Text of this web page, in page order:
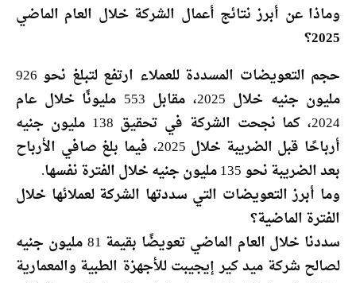
وماذا عن أبرز نتائج أعمال الشركة خلال العام الماضي
2025؟
حجم التعويضات المسددة للعملاء ارتفع لتبلغ نحو 926
مليون جنيه خلال 2025، مقابل 553 مليونًا خلال عام
2024، كما نجحت الشركة في تحقيق 138 مليون جنيه
أرباحًا قبل الضريبة خلال 2025، فيما بلغ صافي الأرباح
بعد الضريبة نحو 135 مليون جنيه خلال الفترة نفسها.
وما أبرز التعويضات التي سددتها الشركة لعملائها خلال
الفترة الماضية؟
سددنا خلال العام الماضي تعويضًا بقيمة 81 مليون جنيه
لصالح شركة ميد كير إيجيبت للأجهزة الطبية والمعمارية